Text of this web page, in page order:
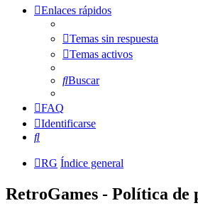
Enlaces rápidos
Temas sin respuesta
Temas activos
Buscar
FAQ
Identificarse
Buscar
RG Índice general
RetroGames - Política de